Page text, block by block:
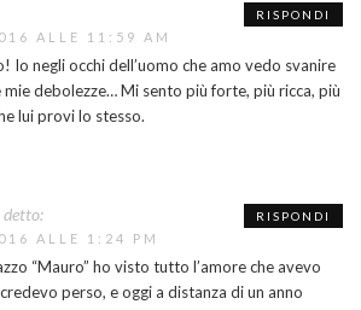
ALLE 11:59 AM
Io negli occhi dell’uomo che amo vedo svanire
debolezze… Mi sento più forte, più ricca, più
lui provi lo stesso.
RISPONDI
detto:
ALLE 1:24 PM
“Mauro” ho visto tutto l’amore che avevo
perso, e oggi a distanza di un anno
RISPONDI